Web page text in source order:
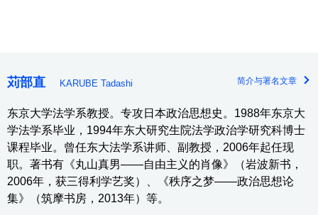
苅部直 KARUBE Tadashi 简介与署名文章
东京大学法学系教授。专攻日本政治思想史。1988年东京大
学法学系毕业，1994年东大研究生院法学政治学研究科博士
课程毕业。曾任东大法学系讲师、副教授，2006年起任现
职。著书有《丸山真男——自由主义的肖像》（岩波新书，
2006年，获三得利学艺奖）、《秩序之梦——政治思想论
集》（筑摩书房，2013年）等。